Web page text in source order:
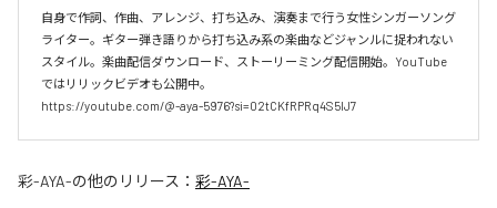
自身で作詞、作曲、アレンジ、打ち込み、演奏まで行う女性シンガーソング
ライター。ギター弾き語りから打ち込み系の楽曲などジャンルに捉われない
スタイル。楽曲配信ダウンロード、ストーリーミング配信開始。YouTube
ではリリックビデオも公開中。
https://youtube.com/@-aya-5976?si=02tCKfRPRq4S5lJ7
彩-AYA-の他のリリース： 彩-AYA-